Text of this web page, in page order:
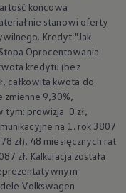
końcowa
nie stanowi oferty
Kredyt "Jak
Oprocentowania
kredytu (bez
całkowita kwota do
zmienne 9,30%,
tym: prowizja 0 zł,
na 1. rok 3807
zł), 48 miesięcznych rat
zł. Kalkulacja została
Volkswagen